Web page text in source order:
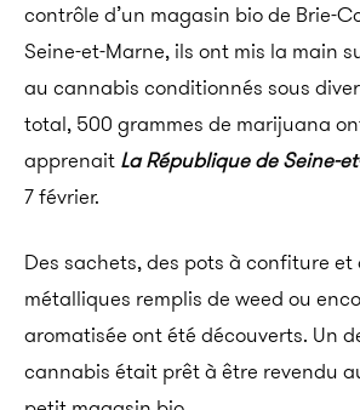
contrôle d’un magasin bio de Brie-
Seine-et-Marne, ils ont mis la main
au cannabis conditionnés sous
total, 500 grammes de marijuana
apprenait La République de Seine-
7 février.
Des sachets, des pots à confiture et
métalliques remplis de weed ou
aromatisée ont été découverts. Un
cannabis était prêt à être revendu